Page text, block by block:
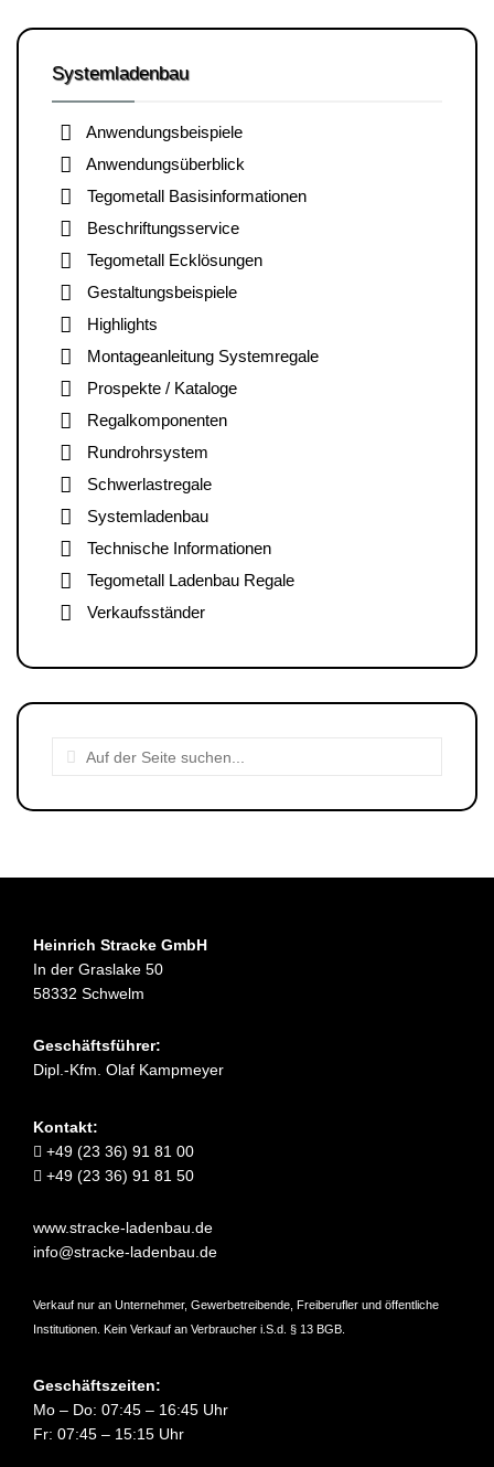
Systemladenbau
Anwendungsbeispiele
Anwendungsüberblick
Tegometall Basisinformationen
Beschriftungsservice
Tegometall Ecklösungen
Gestaltungsbeispiele
Highlights
Montageanleitung Systemregale
Prospekte / Kataloge
Regalkomponenten
Rundrohrsystem
Schwerlastregale
Systemladenbau
Technische Informationen
Tegometall Ladenbau Regale
Verkaufsständer
Heinrich Stracke GmbH
In der Graslake 50
58332 Schwelm
Geschäftsführer:
Dipl.-Kfm. Olaf Kampmeyer
Kontakt:
+49 (23 36) 91 81 00
+49 (23 36) 91 81 50
www.stracke-ladenbau.de
info@stracke-ladenbau.de
Verkauf nur an Unternehmer, Gewerbetreibende, Freiberufler und öffentliche
Institutionen. Kein Verkauf an Verbraucher i.S.d. § 13 BGB.
Geschäftszeiten:
Mo – Do: 07:45 – 16:45 Uhr
Fr: 07:45 – 15:15 Uhr